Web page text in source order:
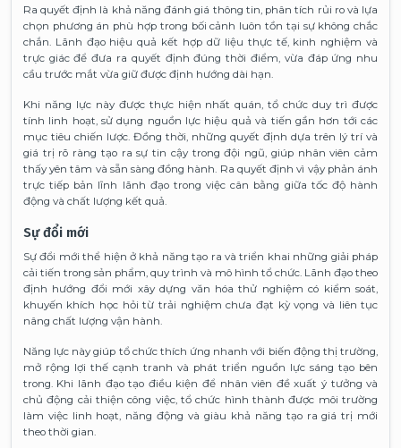
Ra quyết định là khả năng đánh giá thông tin, phân tích rủi ro và lựa
chọn phương án phù hợp trong bối cảnh luôn tồn tại sự không chắc
chắn. Lãnh đạo hiệu quả kết hợp dữ liệu thực tế, kinh nghiệm và
trực giác để đưa ra quyết định đúng thời điểm, vừa đáp ứng nhu
cầu trước mắt vừa giữ được định hướng dài hạn.
Khi năng lực này được thực hiện nhất quán, tổ chức duy trì được
tính linh hoạt, sử dụng nguồn lực hiệu quả và tiến gần hơn tới các
mục tiêu chiến lược. Đồng thời, những quyết định dựa trên lý trí và
giá trị rõ ràng tạo ra sự tin cậy trong đội ngũ, giúp nhân viên cảm
thấy yên tâm và sẵn sàng đồng hành. Ra quyết định vì vậy phản ánh
trực tiếp bản lĩnh lãnh đạo trong việc cân bằng giữa tốc độ hành
động và chất lượng kết quả.
Sự đổi mới
Sự đổi mới thể hiện ở khả năng tạo ra và triển khai những giải pháp
cải tiến trong sản phẩm, quy trình và mô hình tổ chức. Lãnh đạo theo
định hướng đổi mới xây dựng văn hóa thử nghiệm có kiểm soát,
khuyến khích học hỏi từ trải nghiệm chưa đạt kỳ vọng và liên tục
nâng chất lượng vận hành.
Năng lực này giúp tổ chức thích ứng nhanh với biến động thị trường,
mở rộng lợi thế cạnh tranh và phát triển nguồn lực sáng tạo bên
trong. Khi lãnh đạo tạo điều kiện để nhân viên đề xuất ý tưởng và
chủ động cải thiện công việc, tổ chức hình thành được môi trường
làm việc linh hoạt, năng động và giàu khả năng tạo ra giá trị mới
theo thời gian.